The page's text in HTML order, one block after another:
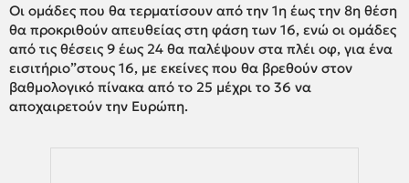
Οι ομάδες που θα τερματίσουν από την 1η έως την 8η θέση
θα προκριθούν απευθείας στη φάση των 16, ενώ οι ομάδες
από τις θέσεις 9 έως 24 θα παλέψουν στα πλέι οφ, για ένα
εισιτήριο”στους 16, με εκείνες που θα βρεθούν στον
βαθμολογικό πίνακα από το 25 μέχρι το 36 να
αποχαιρετούν την Ευρώπη.